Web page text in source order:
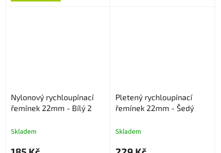
Nylonový rychloupínací
řemínek 22mm - Bílý 2
Skladem
Pletený rychloupínací
řemínek 22mm - Šedý
Skladem